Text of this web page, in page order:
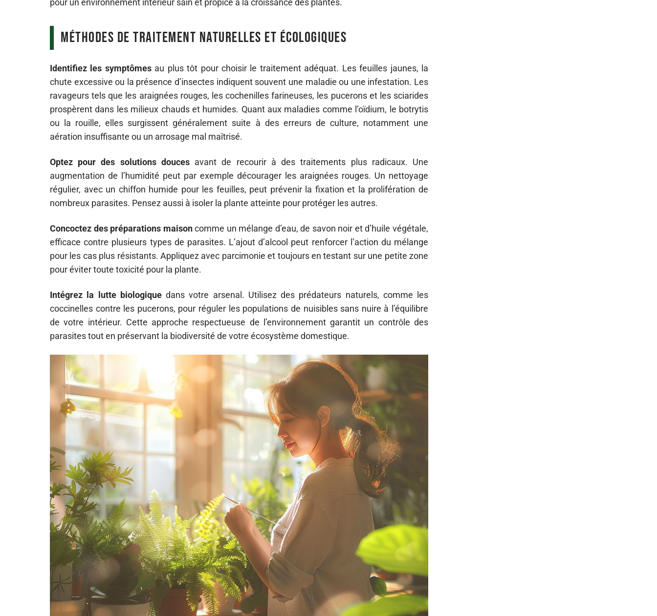
pour un environnement intérieur sain et propice à la croissance des plantes.
Méthodes de traitement naturelles et écologiques
Identifiez les symptômesau plus tôt pour choisir le traitement adéquat. Les feuilles jaunes, la
chute excessive ou la présence d’insectes indiquent souvent une maladie ou une infestation. Les
ravageurs tels que les araignées rouges, les cochenilles farineuses, les pucerons et les sciarides
prospèrent dans les milieux chauds et humides. Quant aux maladies comme l’oïdium, le botrytis
ou la rouille, elles surgissent généralement suite à des erreurs de culture, notamment une
aération insuffisante ou un arrosage mal maîtrisé.
Optez pour des solutions doucesavant de recourir à des traitements plus radicaux. Une
augmentation de l’humidité peut par exemple décourager les araignées rouges. Un nettoyage
régulier, avec un chiffon humide pour les feuilles, peut prévenir la fixation et la prolifération de
nombreux parasites. Pensez aussi à isoler la plante atteinte pour protéger les autres.
Concoctez des préparations maisoncomme un mélange d’eau, de savon noir et d’huile végétale,
efficace contre plusieurs types de parasites. L’ajout d’alcool peut renforcer l’action du mélange
pour les cas plus résistants. Appliquez avec parcimonie et toujours en testant sur une petite zone
pour éviter toute toxicité pour la plante.
Intégrez la lutte biologiquedans votre arsenal. Utilisez des prédateurs naturels, comme les
coccinelles contre les pucerons, pour réguler les populations de nuisibles sans nuire à l’équilibre
de votre intérieur. Cette approche respectueuse de l’environnement garantit un contrôle des
parasites tout en préservant la biodiversité de votre écosystème domestique.